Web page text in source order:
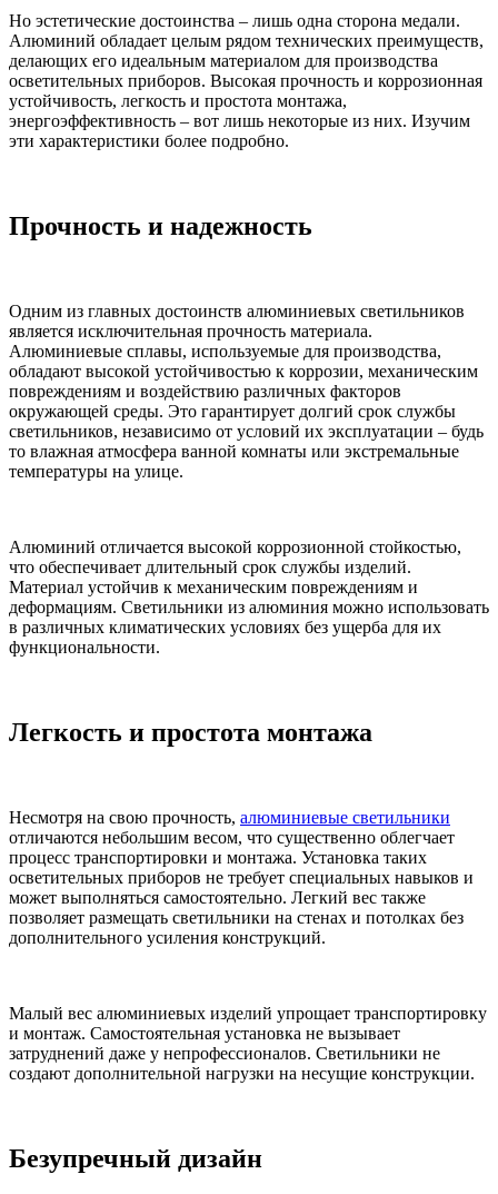
Но эстетические достоинства – лишь одна сторона медали.
Алюминий обладает целым рядом технических преимуществ,
делающих его идеальным материалом для производства
осветительных приборов. Высокая прочность и коррозионная
устойчивость, легкость и простота монтажа,
энергоэффективность – вот лишь некоторые из них. Изучим
эти характеристики более подробно.
Прочность и надежность
Одним из главных достоинств алюминиевых светильников
является исключительная прочность материала.
Алюминиевые сплавы, используемые для производства,
обладают высокой устойчивостью к коррозии, механическим
повреждениям и воздействию различных факторов
окружающей среды. Это гарантирует долгий срок службы
светильников, независимо от условий их эксплуатации – будь
то влажная атмосфера ванной комнаты или экстремальные
температуры на улице.
Алюминий отличается высокой коррозионной стойкостью,
что обеспечивает длительный срок службы изделий.
Материал устойчив к механическим повреждениям и
деформациям. Светильники из алюминия можно использовать
в различных климатических условиях без ущерба для их
функциональности.
Легкость и простота монтажа
Несмотря на свою прочность, алюминиевые светильники
отличаются небольшим весом, что существенно облегчает
процесс транспортировки и монтажа. Установка таких
осветительных приборов не требует специальных навыков и
может выполняться самостоятельно. Легкий вес также
позволяет размещать светильники на стенах и потолках без
дополнительного усиления конструкций.
Малый вес алюминиевых изделий упрощает транспортировку
и монтаж. Самостоятельная установка не вызывает
затруднений даже у непрофессионалов. Светильники не
создают дополнительной нагрузки на несущие конструкции.
Безупречный дизайн